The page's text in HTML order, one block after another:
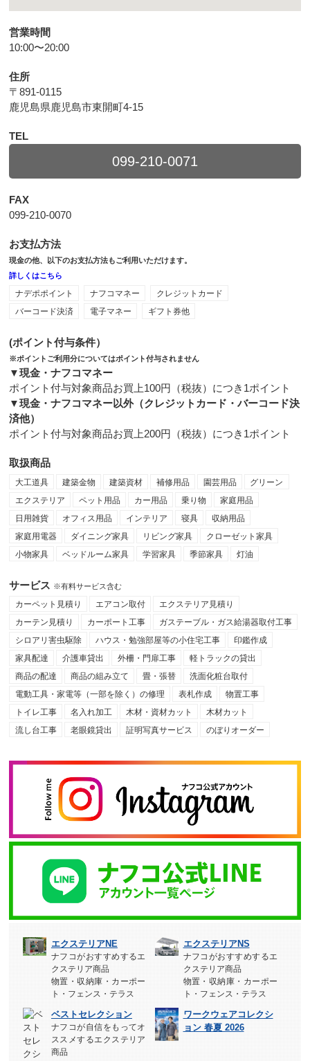
営業時間
10:00〜20:00
住所
〒891-0115
鹿児島県鹿児島市東開町4-15
TEL
099-210-0071
FAX
099-210-0070
お支払方法
現金の他、以下のお支払方法もご利用いただけます。
詳しくはこちら
ナデポポイント ナフコマネー
クレジットカード
バーコード決済
電子マネー ギフト券他
(ポイント付与条件）
※ポイントご利用分についてはポイント付与されません
▼現金・ナフコマネー
ポイント付与対象商品お買上100円（税抜）につき1ポイント
▼現金・ナフコマネー以外（クレジットカード・バーコード決
済他）
ポイント付与対象商品お買上200円（税抜）につき1ポイント
取扱商品
大工道具 建築金物 建築資材 補修用品 園芸用品
グリーン
エクステリア
ペット用品 カー用品 乗り物
家庭用品
日用雑貨
オフィス用品 インテリア 寝具
収納用品
家庭用電器
ダイニング家具 リビング家具
クローゼット家具
小物家具
ベッドルーム家具 学習家具 季節家具 灯油
サービス ※有料サービス含む
カーペット見積り エアコン取付
エクステリア見積り
カーテン見積り
カーポート工事
ガステーブル・ガス給湯器取付工事
シロアリ害虫駆除
ハウス・勉強部屋等の小住宅工事
印鑑作成
家具配達
介護車貸出 外柵・門扉工事
軽トラックの貸出
商品の配達
商品の組み立て 畳・張替
洗面化粧台取付
電動工具・家電等（一部を除く）の修理
表札作成
物置工事
トイレ工事
名入れ加工 木材・資材カット
木材カット
流し台工事
老眼鏡貸出 証明写真サービス のぼりオーダー
エクステリアNE
ナフコがおすすめするエ
クステリア商品
物置・収納庫・カーポー
ト・フェンス・テラス
エクステリアNS
ナフコがおすすめするエ
クステリア商品
物置・収納庫・カーポー
ト・フェンス・テラス
ベストセレクション
ナフコが自信をもってオ
ススメするエクステリア
商品
ワークウェアコレクシ
ョン 春夏 2026